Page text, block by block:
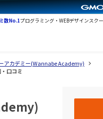
数No.1プログラミング・WEBデザインスク
アカデミー(Wannabe Academy)
口コミ